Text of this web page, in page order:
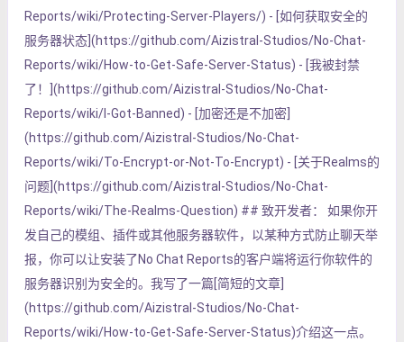
Reports/wiki/Protecting-Server-Players/) - [如何获取安全的
服务器状态](https://github.com/Aizistral-Studios/No-Chat-
Reports/wiki/How-to-Get-Safe-Server-Status) - [我被封禁
了！](https://github.com/Aizistral-Studios/No-Chat-
Reports/wiki/I-Got-Banned) - [加密还是不加密]
(https://github.com/Aizistral-Studios/No-Chat-
Reports/wiki/To-Encrypt-or-Not-To-Encrypt) - [关于Realms的
问题](https://github.com/Aizistral-Studios/No-Chat-
Reports/wiki/The-Realms-Question) ## 致开发者： 如果你开
发自己的模组、插件或其他服务器软件，以某种方式防止聊天举
报，你可以让安装了No Chat Reports的客户端将运行你软件的
服务器识别为安全的。我写了一篇[简短的文章]
(https://github.com/Aizistral-Studios/No-Chat-
Reports/wiki/How-to-Get-Safe-Server-Status)介绍这一点。